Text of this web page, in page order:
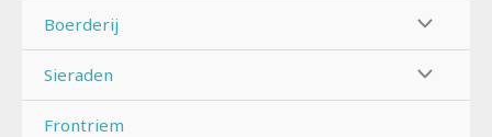
Boerderij
Sieraden
Frontriem